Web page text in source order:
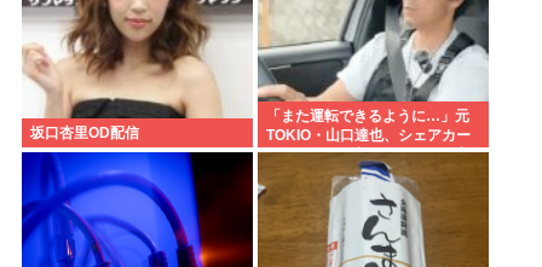
坂口杏里OD配信
「また運転できるように…」元
TOKIO・山口達也、シェアカー
運転&ギター演奏姿にファン感動